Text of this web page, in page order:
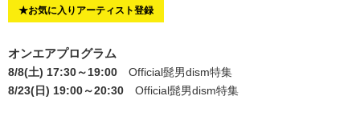
★お気に入りアーティスト登録
オンエアプログラム
8/8(土) 17:30～19:00
Official髭男dism特集
8/23(日) 19:00～20:30
Official髭男dism特集